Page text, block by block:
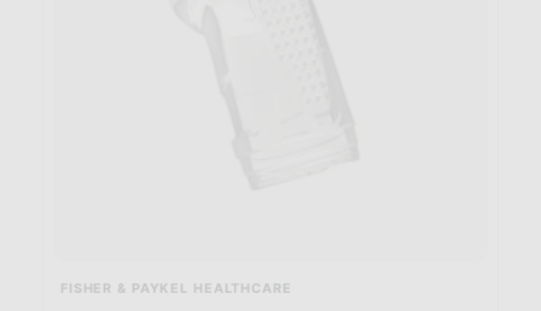
FISHER & PAYKEL HEALTHCARE